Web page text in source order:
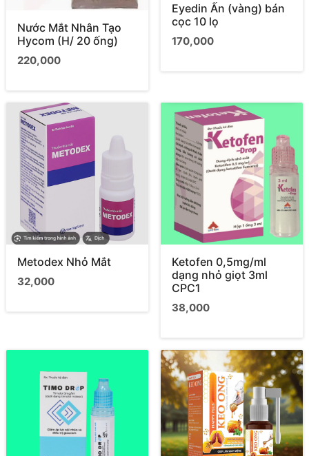
Nước Mắt Nhân Tạo
Hycom (H/ 20 ống)
220,000
Eyedin Ấn (vàng) bán
cọc 10 lọ
170,000
Metodex Nhỏ Mắt
32,000
Ketofen 0,5mg/ml
dạng nhỏ giọt 3ml
CPC1
38,000